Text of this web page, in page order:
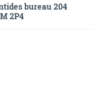
bureau 204
2P4